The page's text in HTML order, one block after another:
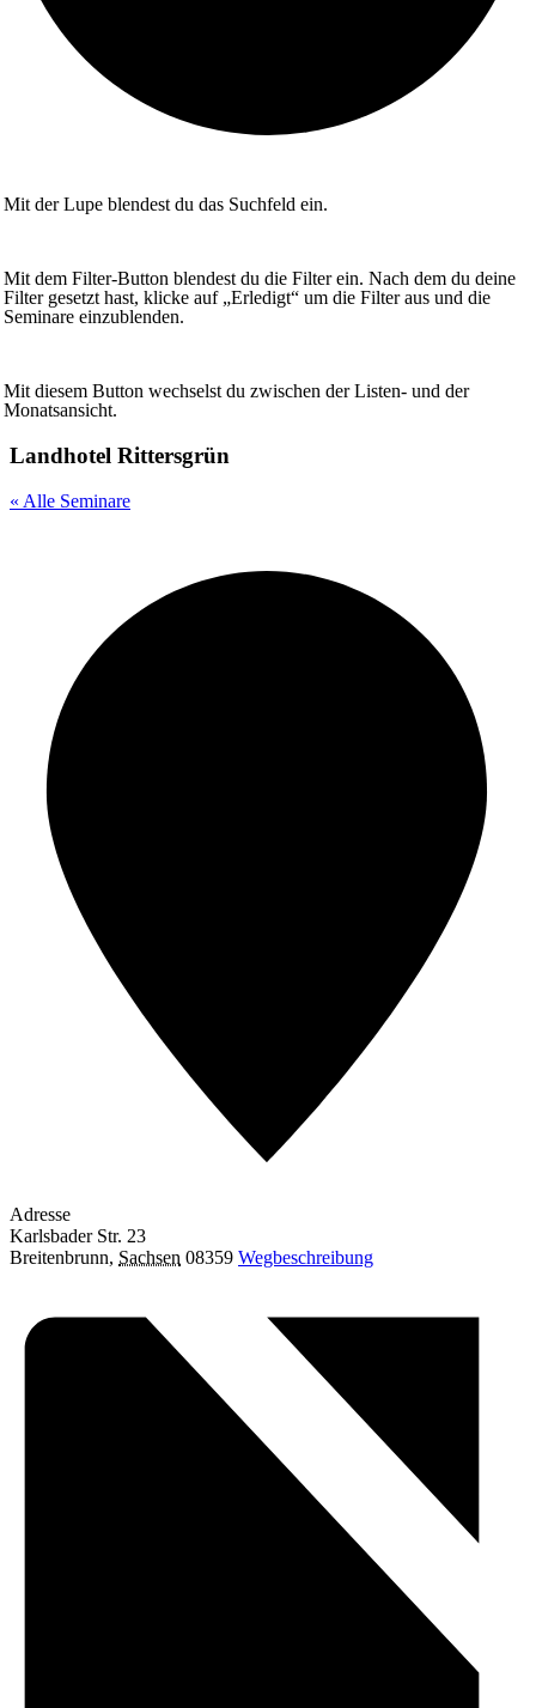
Mit der Lupe blendest du das Suchfeld ein.
Mit dem Filter-Button blendest du die Filter ein. Nach dem du deine
Filter gesetzt hast, klicke auf „Erledigt“ um die Filter aus und die
Seminare einzublenden.
Mit diesem Button wechselst du zwischen der Listen- und der
Monatsansicht.
Landhotel Rittersgrün
« Alle Seminare
Adresse
Karlsbader Str. 23
Breitenbrunn, Sachsen 08359 Wegbeschreibung